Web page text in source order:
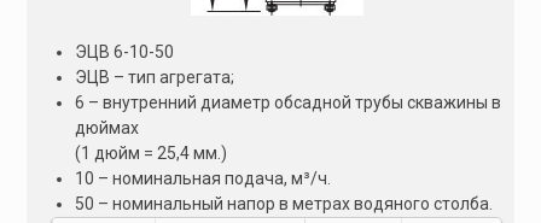
ЭЦВ 6-10-50
ЭЦВ – тип агрегата;
6 – внутренний диаметр обсадной трубы скважины в
дюймах
(1 дюйм = 25,4 мм.)
10 – номинальная подача, м³/ч.
50 – номинальный напор в метрах водяного столба.